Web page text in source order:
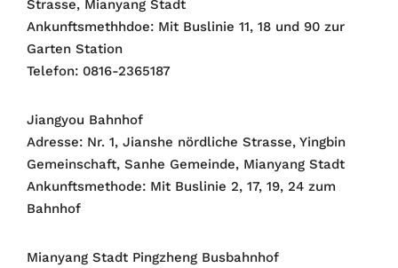
Strasse, Mianyang Stadt
Ankunftsmethhdoe: Mit Buslinie 11, 18 und 90 zur
Garten Station
Telefon: 0816-2365187
Jiangyou Bahnhof
Adresse: Nr. 1, Jianshe nördliche Strasse, Yingbin
Gemeinschaft, Sanhe Gemeinde, Mianyang Stadt
Ankunftsmethode: Mit Buslinie 2, 17, 19, 24 zum
Bahnhof
Mianyang Stadt Pingzheng Busbahnhof